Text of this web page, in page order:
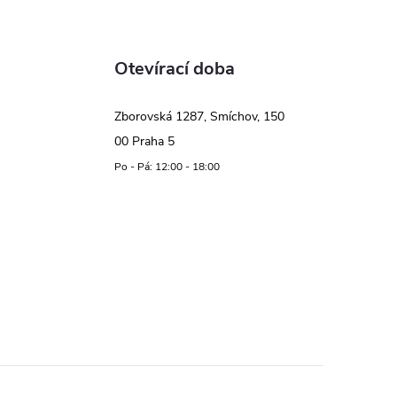
Otevírací doba
Zborovská 1287, Smíchov, 150
00 Praha 5
Po - Pá: 12:00 - 18:00